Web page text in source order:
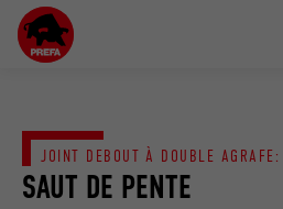
SAUT DE PENTE
JOINT DEBOUT À DOUBLE AGRAFE: